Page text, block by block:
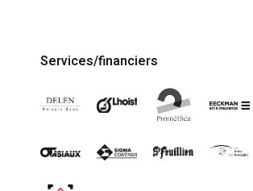
Services/financiers